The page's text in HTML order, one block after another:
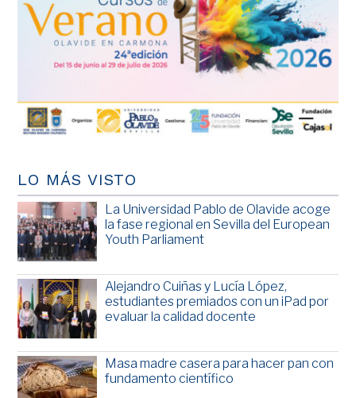
LO MÁS VISTO
La Universidad Pablo de Olavide acoge
la fase regional en Sevilla del European
Youth Parliament
Alejandro Cuiñas y Lucía López,
estudiantes premiados con un iPad por
evaluar la calidad docente
Masa madre casera para hacer pan con
fundamento científico